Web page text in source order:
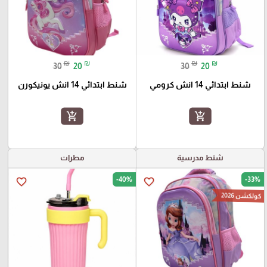
30 ₪ 20 ₪
شنط ابتدائي 14 انش كرومي
add_shopping_cart
30 ₪ 20 ₪
شنط ابتدائي 14 انش يونيكورن
add_shopping_cart
شنط مدرسية
favorite_border -33%
كولكشن 2026
مطرات
favorite_border -40%